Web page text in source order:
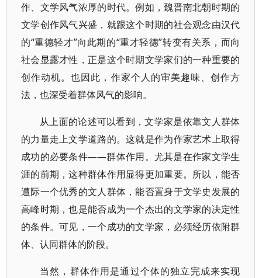
作、文学风气浓厚的时代。例如，魏晋南北朝时期的
文学创作风气兴盛，就跟这个时期的社会观念由汉代
的“重德轻才”向此期的“重才轻德”转变有关系，而向
社会显露才性，正是这个时期文学家们的一种重要的
创作动机。也因此，作家个人的审美趣味、创作方
法，也深受着群体风气的影响。
从上面的论述可以看到，文学家是依靠文人群体
的力量走上文学道路的。这就是作为作家艺术上取得
成功的必要条件——群体作用。尤其是在作家文学生
涯的前期，这种群体作用显得更加重要。所以，能否
遭际一个优秀的文人群体，能否置身于文学史发展的
高峰时期，也是能否成为一个杰出的文学家的决定性
的条件。可见，一个成功的文学家，必须经历依附群
体、认同群体的阶段。
当然，群体作用是通过个体的独立完成来实现